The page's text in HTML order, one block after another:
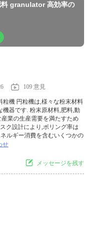
料 granulator 高効率の
109 意見
機 円粒機は,様々な粉末材料
器です. 粉末原材料,肥料,動
業の生産需要を満たすため
ク設計により,ボリング率は
ルギー消費を含むいくつかの
せ
メッセージを残す